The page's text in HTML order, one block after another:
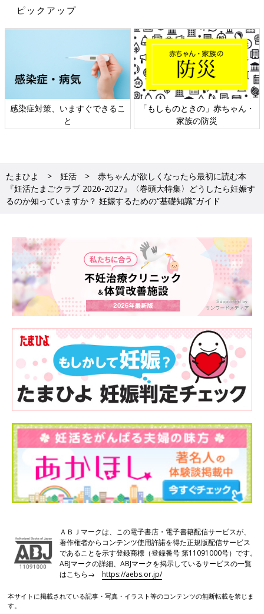
ピックアップ
日本外来小児科学会リーフレッ
ト検討会
六星占術 細木かおりさんの人生
相談
たまひよ 妊活
赤ちゃんが欲しくなったら最初に読む本
『妊活たまごクラブ 2026-2027』〈巻頭大特集〉どうしたら妊娠す
るのか知っていますか？ 妊娠するための“基礎知識”ガイド
ＡＢＪマークは、この電子書店・電子書籍配信サービスが、
著作権者からコンテンツ使用許諾を得た正規版配信サービス
であることを示す登録商標（登録番号 第11091000号）です。
ABJマークの詳細、ABJマークを掲示しているサービスの一覧
はこちら→https://aebs.or.jp/
本サイトに掲載されている記事・写真・イラスト等のコンテンツの無断転載を禁じま
す。